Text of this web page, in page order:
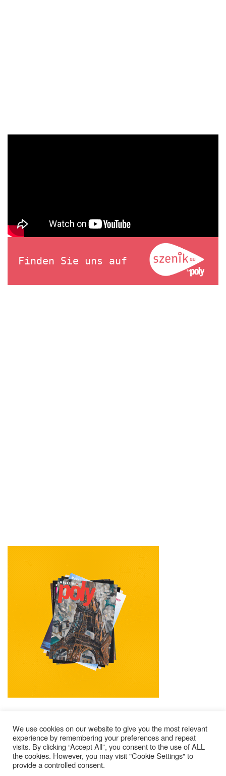
Finden Sie uns auf
Impressum Kontakt
Alle Ausgaben Lesen
POLY Abonnieren
We use cookies on our website to give you the most relevant
experience by remembering your preferences and repeat
visits. By clicking “Accept All”, you consent to the use of ALL
the cookies. However, you may visit "Cookie Settings" to
provide a controlled consent.